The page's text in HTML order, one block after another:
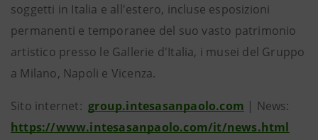
soggetti in Italia e all'estero, incluse esposizioni
permanenti e temporanee del suo vasto patrimonio
artistico presso le Gallerie d'Italia, i musei del Gruppo
a Milano, Napoli e Vicenza.
Sito internet: group.intesasanpaolo.com | News:
https://www.intesasanpaolo.com/it/news.html